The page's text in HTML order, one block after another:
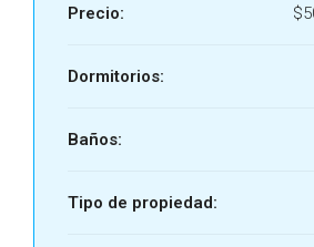
Precio:
Dormitorios:
Baños:
Tipo de propiedad: